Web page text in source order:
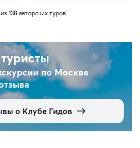
138 авторских туров
по Москве
о Клубе Гидов